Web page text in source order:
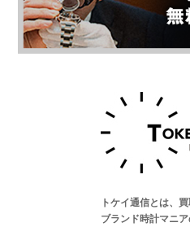
トケイ通信とは、
ブランド時計マニ